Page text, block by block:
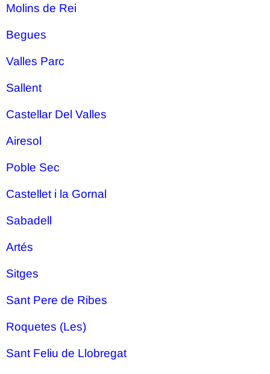
Molins de Rei
Begues
Valles Parc
Sallent
Castellar Del Valles
Airesol
Poble Sec
Castellet i la Gornal
Sabadell
Artés
Sitges
Sant Pere de Ribes
Roquetes (Les)
Sant Feliu de Llobregat